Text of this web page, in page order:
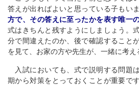
答えが出ればよいと思っている子もいま
方で、その答えに至ったかを表す唯一
式はきちんと残すようにしましょう。
分で間違えたのか、後で確認すること
を見て、お家の方や先生が、一緒に考え
入試においても、式で説明する問題
期から対策をとっておくことが重要で